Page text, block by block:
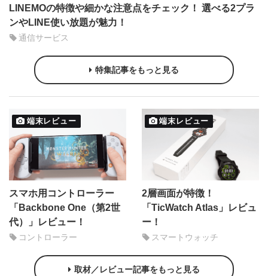
LINEMOの特徴や細かな注意点をチェック！ 選べる2プラ
ンやLINE使い放題が魅力！
通信サービス
特集記事をもっと見る
端末レビュー
スマホ用コントローラー
「Backbone One（第2世
代）」レビュー！
コントローラー
端末レビュー
2層画面が特徴！
「TicWatch Atlas」レビュ
ー！
スマートウォッチ
取材／レビュー記事をもっと見る